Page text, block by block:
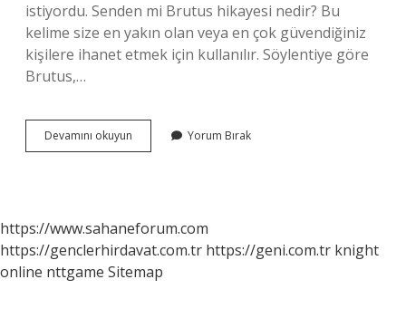
istiyordu. Senden mi Brutus hikayesi nedir? Bu
kelime size en yakın olan veya en çok güvendiğiniz
kişilere ihanet etmek için kullanılır. Söylentiye göre
Brutus,…
Devamını okuyun
Hikayesi
Yorum Bırak
https://www.sahaneforum.com
https://genclerhirdavat.com.tr https://geni.com.tr knight
online nttgame Sitemap